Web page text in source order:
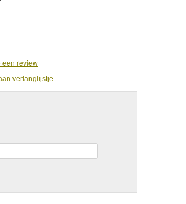
een review
verlanglijstje